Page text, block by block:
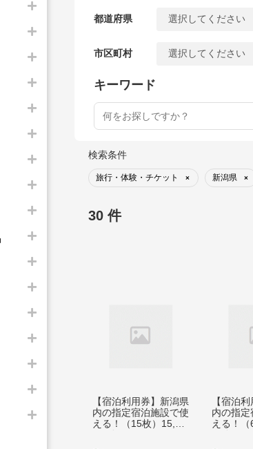
都道府県
市区町村
キーワード
検索条件
旅行・体験・チケット × 新潟県 ×
30 件
【宿泊利用券】新潟県
内の指定宿泊施設で使
える！（15枚）15,00
【宿泊
内の指定
える！